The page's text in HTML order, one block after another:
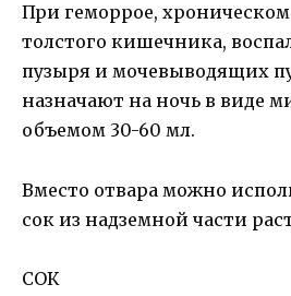
При геморрое,
толстого кишечника,
пузыря и мочевыводящих
назначают на ночь в виде
объемом 30-60 мл.
Вместо отвара можно
сок из надземной части
СОК